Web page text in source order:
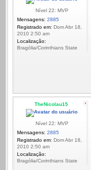
Nível 22: MVP
Mensagens: 2885
Registrado em: Dom Abr 18,
2010 2:50 am
Localização:
Bragólia/Corinthians State
TheNicolau15
Nível 22: MVP
Mensagens: 2885
Registrado em: Dom Abr 18,
2010 2:50 am
Localização:
Bragólia/Corinthians State